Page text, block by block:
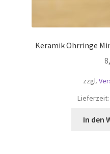
Keramik Ohrringe
zzgl.
Lieferzeit:
In den